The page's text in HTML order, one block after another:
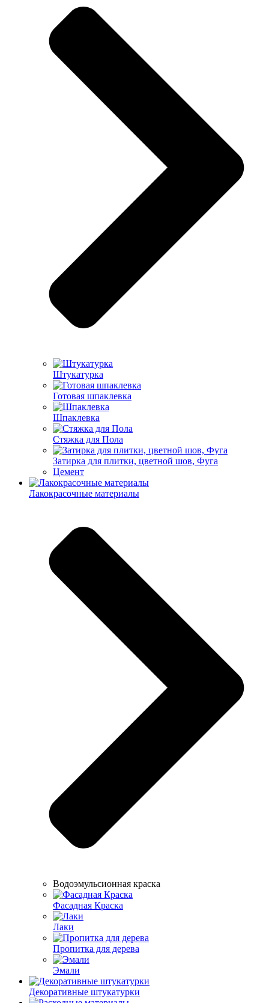
Штукатурка
Готовая шпаклевка
Шпаклевка
Стяжка для Пола
Затирка для плитки, цветной шов, Фуга
Цемент
Лакокрасочные материалы
Водоэмульсионная краска
Фасадная Краска
Лаки
Пропитка для дерева
Эмали
Декоративные штукатурки